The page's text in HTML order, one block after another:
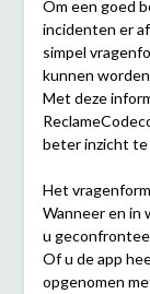
Om een goed
incidenten er
simpel
kunnen
Met deze
beter inzicht te
Het
Wanneer en in
u
Of u de app
opgenomen